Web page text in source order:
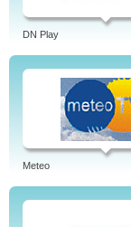
DN Play
Meteo